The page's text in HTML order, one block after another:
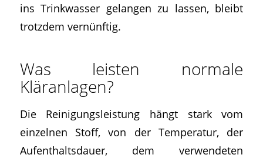
ins Trinkwasser gelangen zu lassen, bleibt
trotzdem vernünftig.
Was leisten normale
Kläranlagen?
Die Reinigungsleistung hängt stark vom
einzelnen Stoff, von der Temperatur, der
Aufenthaltsdauer, dem verwendeten